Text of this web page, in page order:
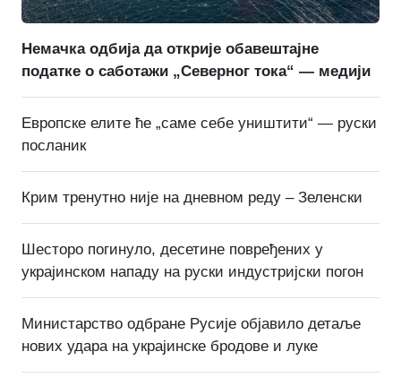
Немачка одбија да открије обавештајне
податке о саботажи „Северног тока“ — медији
Европске елите ће „саме себе уништити“ — руски
посланик
Крим тренутно није на дневном реду – Зеленски
Шесторо погинуло, десетине повређених у
украјинском нападу на руски индустријски погон
Министарство одбране Русије објавило детаље
нових удара на украјинске бродове и луке